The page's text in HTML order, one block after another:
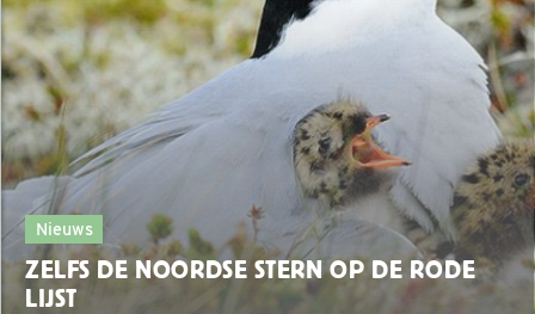
Nieuws
ZELFS DE NOORDSE STERN OP DE RODE
LIJST